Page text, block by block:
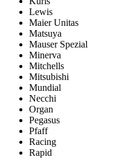
Lewis
Maier Unitas
Matsuya
Mauser Spezial
Minerva
Mitchells
Mitsubishi
Mundial
Necchi
Organ
Pegasus
Pfaff
Racing
Rapid